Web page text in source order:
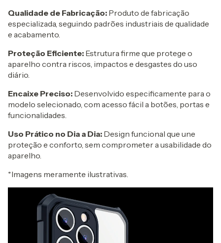
Qualidade de Fabricação: Produto de fabricação
especializada, seguindo padrões industriais de qualidade
e acabamento.
Proteção Eficiente: Estrutura firme que protege o
aparelho contra riscos, impactos e desgastes do uso
diário.
Encaixe Preciso: Desenvolvido especificamente para o
modelo selecionado, com acesso fácil a botões, portas e
funcionalidades.
Uso Prático no Dia a Dia: Design funcional que une
proteção e conforto, sem comprometer a usabilidade do
aparelho.
*Imagens meramente ilustrativas.